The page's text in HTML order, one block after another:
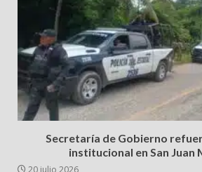
Secretaría de Gobierno
institucional en San Juan